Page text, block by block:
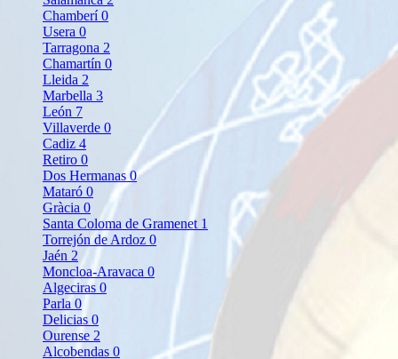
Chamberí0
Usera 0
Tarragona 2
Chamartín 0
Lleida 2
Marbella 3
León 7
Villaverde 0
Cadiz 4
Retiro 0
Dos Hermanas0
Mataró 0
Gràcia 0
Santa Coloma de Gramenet 1
Torrejón de Ardoz 0
Jaén 2
Moncloa-Aravaca 0
Algeciras 0
Parla 0
Delicias 0
Ourense 2
Alcobendas 0